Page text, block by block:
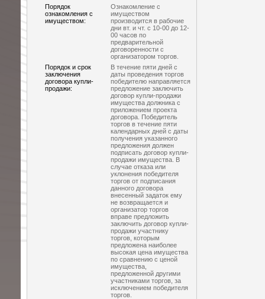
Порядок
ознакомления с
имуществом:
Ознакомление с
имуществом
производится в рабочие
дни вт. и чт. с 10-00 до 12-
00 часов по
предварительной
договоренности с
организатором торгов.
Порядок и срок
заключения
договора купли-
продажи:
В течение пяти дней с
даты проведения торгов
победителю направляется
предложение заключить
договор купли-продажи
имущества должника с
приложением проекта
договора. Победитель
торгов в течение пяти
календарных дней с даты
получения указанного
предложения должен
подписать договор купли-
продажи имущества. В
случае отказа или
уклонения победителя
торгов от подписания
данного договора
внесенный задаток ему
не возвращается и
организатор торгов
вправе предложить
заключить договор купли-
продажи участнику
торгов, которым
предложена наиболее
высокая цена имущества
по сравнению с ценой
имущества,
предложенной другими
участниками торгов, за
исключением победителя
торгов.